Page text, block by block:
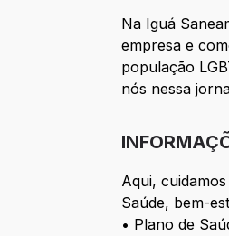
Na Iguá
empresa e
população
nós nessa
Aqui,
Saúde, bem-
• Plano de